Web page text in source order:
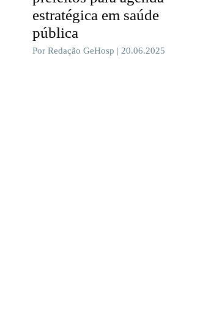
estratégica em saúde
pública
Por Redação GeHosp | 20.06.2025